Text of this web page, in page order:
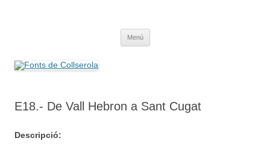
Menú
E18.- De Vall Hebron a Sant Cugat
Descripció: